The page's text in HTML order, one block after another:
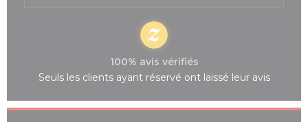
100% avis vérifiés
Seuls les clients ayant réservé ont laissé leur avis